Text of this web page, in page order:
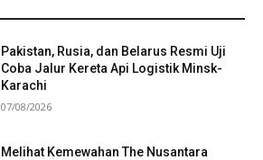
Pakistan, Rusia, dan Belarus Resmi Uji
Coba Jalur Kereta Api Logistik Minsk-
Karachi
07/08/2026
Melihat Kemewahan The Nusantara